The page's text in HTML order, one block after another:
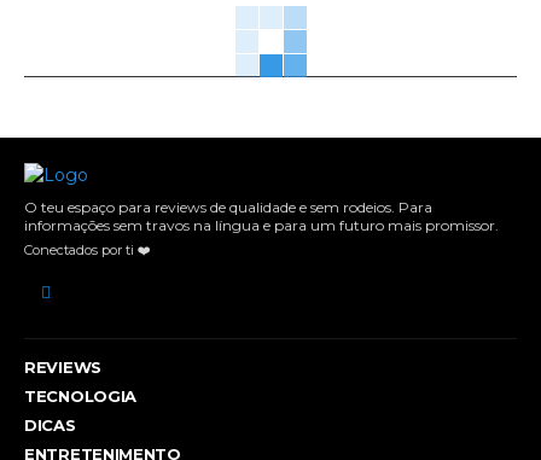
O teu espaço para reviews de qualidade e sem rodeios. Para
informações sem travos na língua e para um futuro mais promissor.
Conectados por ti ❤️
REVIEWS
TECNOLOGIA
DICAS
ENTRETENIMENTO